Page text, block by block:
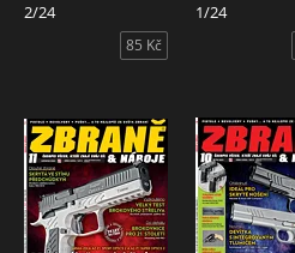
2/24
85 Kč
1/24